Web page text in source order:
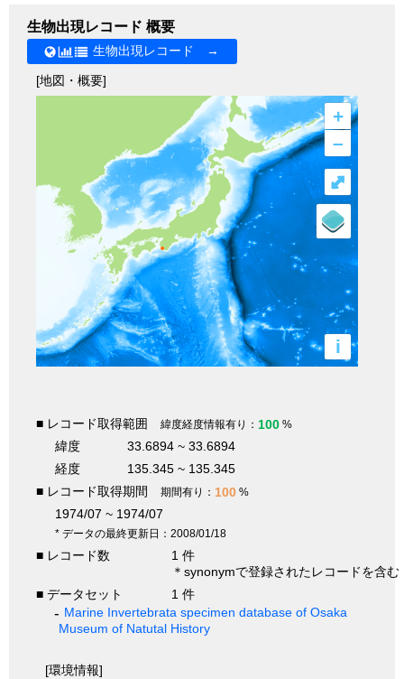
生物出現レコード 概要
生物出現レコード →
[地図・概要]
+
–
i
⤢
■ レコード取得範囲 緯度経度情報有り： 100 %
緯度
33.6894 ~ 33.6894
経度
135.345 ~ 135.345
■ レコード取得期間
期間有り： 100 %
1974/07 ~ 1974/07
* データの最終更新日：2008/01/18
■ レコード数
1 件
＊synonymで登録されたレコードを含む
■ データセット
1 件
Marine Invertebrata specimen database of Osaka
Museum of Natutal History
[環境情報]